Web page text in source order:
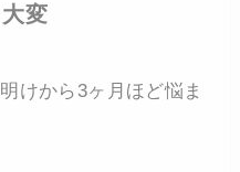
変
けから3ヶ月ほど悩ま